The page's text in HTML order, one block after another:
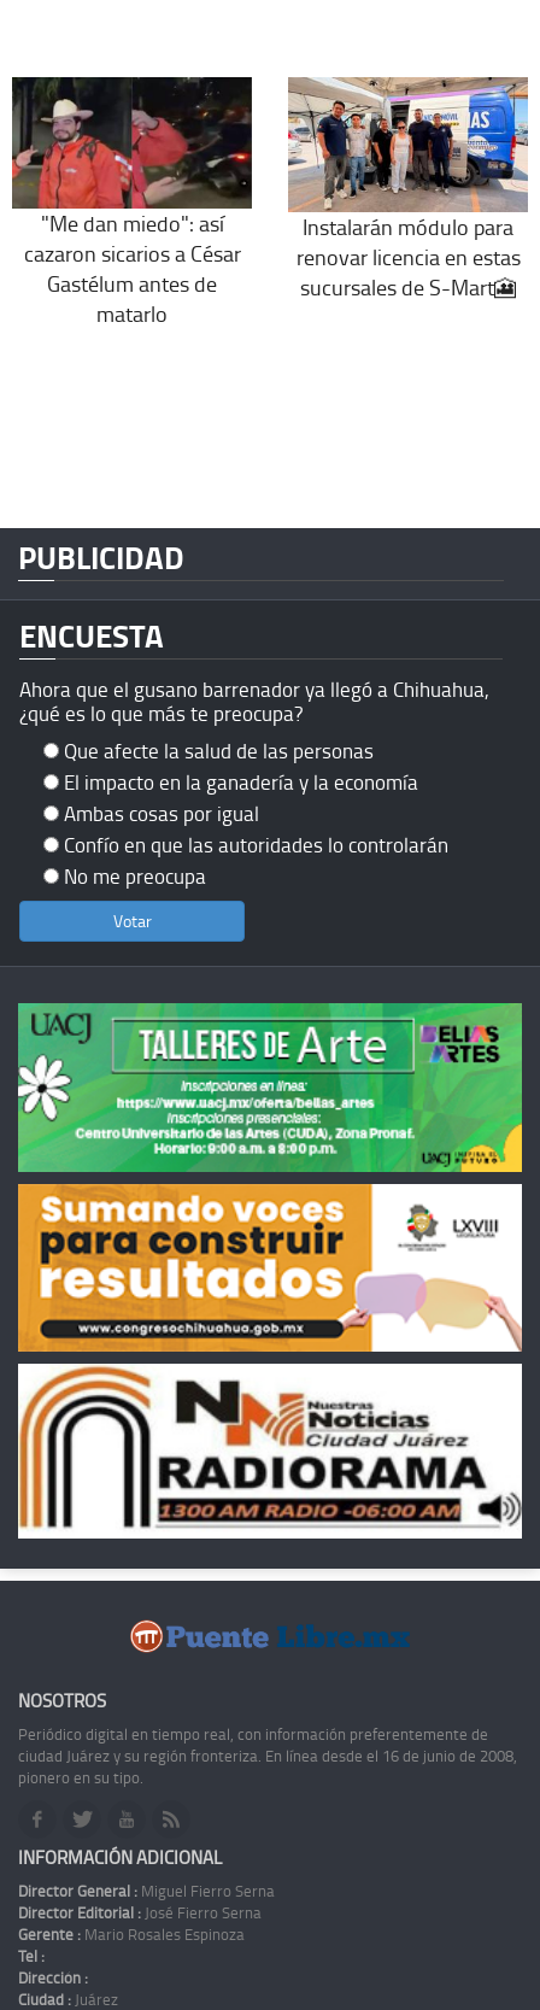
"Me dan miedo": así
cazaron sicarios a César
Gastélum antes de
matarlo
Instalarán módulo para
renovar licencia en estas
sucursales de S-Mart🎦
PUBLICIDAD
ENCUESTA
Ahora que el gusano barrenador ya llegó a Chihuahua,
¿qué es lo que más te preocupa?
Que afecte la salud de las personas
El impacto en la ganadería y la economía
Ambas cosas por igual
Confío en que las autoridades lo controlarán
No me preocupa
NOSOTROS
Periódico digital en tiempo real, con información preferentemente de
ciudad Juárez y su región fronteriza. En línea desde el 16 de junio de 2008,
pionero en su tipo.
INFORMACIÓN ADICIONAL
Director General : Miguel Fierro Serna
Director Editorial : José Fierro Serna
Gerente : Mario Rosales Espinoza
Tel :
Dirección :
Ciudad : Juárez